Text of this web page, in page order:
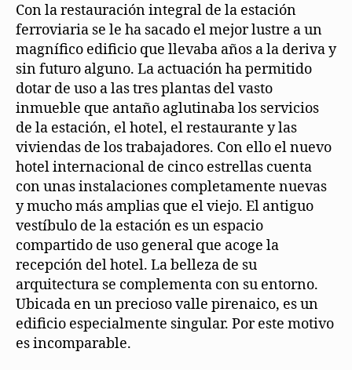
Con la restauración integral de la estación
ferroviaria se le ha sacado el mejor lustre a un
magnífico edificio que llevaba años a la deriva y
sin futuro alguno. La actuación ha permitido
dotar de uso a las tres plantas del vasto
inmueble que antaño aglutinaba los servicios
de la estación, el hotel, el restaurante y las
viviendas de los trabajadores. Con ello el nuevo
hotel internacional de cinco estrellas cuenta
con unas instalaciones completamente nuevas
y mucho más amplias que el viejo. El antiguo
vestíbulo de la estación es un espacio
compartido de uso general que acoge la
recepción del hotel. La belleza de su
arquitectura se complementa con su entorno.
Ubicada en un precioso valle pirenaico, es un
edificio especialmente singular. Por este motivo
es incomparable.